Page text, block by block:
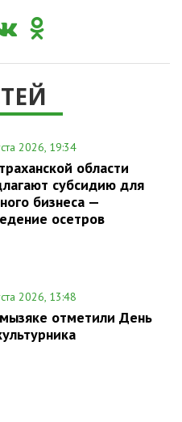
2026, 19:34
области
субсидию для
бизнеса —
осетров
2026, 13:48
отметили День